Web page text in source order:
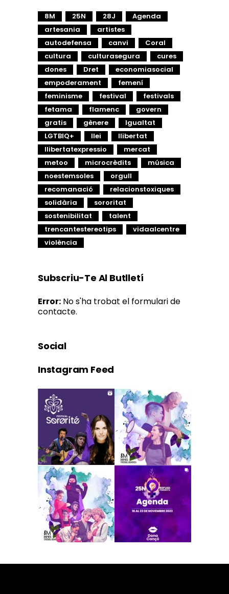
8M 25N 28J
Agenda
artesania
artistes
autodefensa
canvi
Coral
cultura
culturasegura
cures
dones
Dret
economiasocial
empoderament
femení
feminisme
festival
festivals
fetama
flamenc
govern
gratis
gènere
Igualtat
LGTBIQ+
llei
llibertat
llibertatexpressio
mercat
metoo
microcrèdits
música
noestemsoles
orgull
recomanació
relacionstoxiques
solidària
sororitat
sostenibilitat
talent
trencantestereotips
vidaalcentre
violència
Subscriu-Te Al Butlletí
Error: No s'ha trobat el formulari de
contacte.
Social
Instagram Feed